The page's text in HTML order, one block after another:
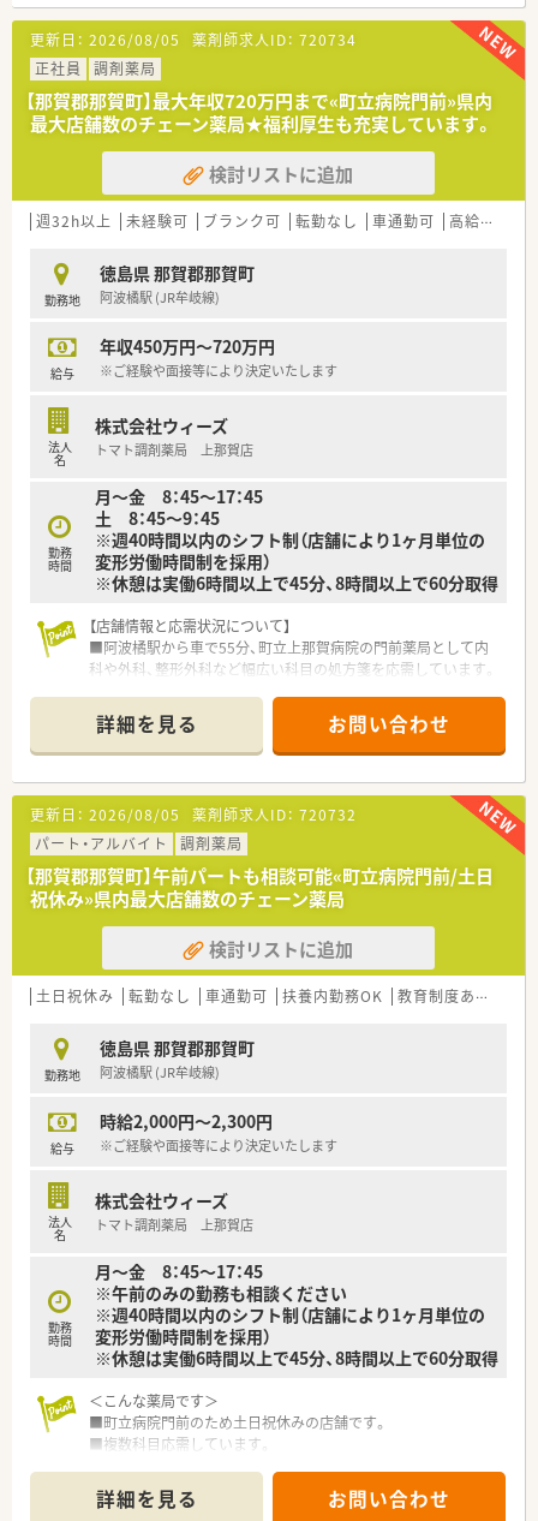
【募集背景と求める人物像について】
■欠員補充や体制強化を見据えた定期採用を行っており、現在は
地域医療に貢献したい意欲ある方を急募しております。
■徳島県内の複数店舗への異動が可能な方を歓迎しており、環境
の変化を前向きに捉えて成長できる人材を求めています。
■患者様一人ひとりに対して真摯に向き合うことができ、丁寧な
接遇と正確な調剤業務を遂行できる方を募集しています。
【法人特徴について】
■徳島県下で最大級の店舗数を展開する法人であり、地域医療の
■既存店舗の質向上と在宅医療の充実に注力しており、薬剤師が
専門性を発揮できる環境作りを推進しています。
■独自の教育ノウハウによるハイレベルな人材育成を行ってお
【求人情報について】
験やスキルを正当に評価し条件を決定いたします。
■那賀町の店舗での勤務にあたっては月額7万円の手当が支給さ
れるため、収入面でも非常に大きなメリットがあります。
り、長く勤めるほど報われる仕組
更新日： 2026/08/05 薬剤師求人ID： 720734
正社員
調剤薬局
【那賀郡那賀町】最大年収720万円まで«町立病院門前»県内
最大店舗数のチェーン薬局★福利厚生も充実しています。
検討リストに追加
週32h以上 未経験可 ブランク可 転勤なし 車通勤可 高給与(600万円以上)
勤務地
徳島県 那賀郡那賀町
阿波橘駅 (JR牟岐線)
給与
年収450万円～720万円
※ご経験や面接等により決定いたします
法人
名
株式会社ウィーズ
トマト調剤薬局 上那賀店
勤務
時間
月～金 8：45～17：45
土 8：45～9：45
※週40時間以内のシフト制（店舗により1ヶ月単位の
変形労働時間制を採用）
※休憩は実働6時間以上で45分、8時間以上で60分取得
【店舗情報と応需状況について】
■阿波橘駅から車で55分、町立上那賀病院の門前薬局として内
科や外科、整形外科など幅広い科目の処方箋を応需しています。
制にて一人ひとりの患者様に丁寧な服薬指導を行える環境で
す。
■地域医療の拠点として安定したリズムで勤務しながら、近隣住
民の方々の健康維持に貢献できます。
【募集背景と求める人物像について】
■地域の医療体制を維持するための増員募集であり、那賀町での
勤務を通じて地方の医療を支えたい意欲ある方を急募していま
す。
■調剤経験がない方やブランクがある方も相談可能で、患者様に
真摯に向き合い、地域密着の医療に尽力したい方を求めていま
■徳島県内で最大級の店舗数を誇る企業ならではの安定感を重
視し、腰を据えて長く働きたいと考えている方に最適な職場で
【法人特徴について】
■徳島県内に最多の店舗数を展開しており、県下一円の連携を活
す。
■新規出店よりも在宅医療の推進や既存店舗の質向上に注力し
す。
■永年勤続表彰制度や働き方改革の推進など、従業員が誇りを持
って長く働き続けられるような環境整備に注力している法人で
【求人情報について】
■正社員としての採用を想定しており、上那賀店への配属時には
月額10万円の僻地手当が支給される非常に好条件な募集です。
■年収は最大720万円まで検討が可能で、これまでの実務経験や
■退職金制度や医療過誤保険への加入など、大手チェーン以外の
地元企業ながら福利厚生が非常に手厚く整っている点が特徴で
す。
詳細を見る お問い合わせ
更新日： 2026/08/05 薬剤師求人ID： 720732
パート・アルバイト
調剤薬局
【那賀郡那賀町】午前パートも相談可能«町立病院門前/土日
祝休み»県内最大店舗数のチェーン薬局
検討リストに追加
土日祝休み 転勤なし 車通勤可 扶養内勤務OK 教育制度あり
勤務地
徳島県 那賀郡那賀町
阿波橘駅 (JR牟岐線)
給与
時給2,000円～2,300円
※ご経験や面接等により決定いたします
法人
名
株式会社ウィーズ
トマト調剤薬局 上那賀店
勤務
時間
月～金 8：45～17：45
※午前のみの勤務も相談ください
※週40時間以内のシフト制（店舗により1ヶ月単位の
変形労働時間制を採用）
※休憩は実働6時間以上で45分、8時間以上で60分取得
＜こんな薬局です＞
■町立病院門前のため土日祝休みの店舗です。
■複数科目応需しています。
＜業務内容＞
詳細を見る お問い合わせ